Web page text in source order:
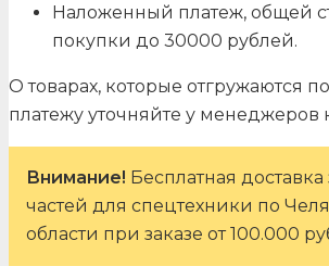
Наложенный платеж, общей
покупки до 30000 рублей.
О товарах, которые отгружаются
платежу уточняйте у менеджеров
Внимание! Бесплатная
частей для спецтехники по
области при заказе от 100.000